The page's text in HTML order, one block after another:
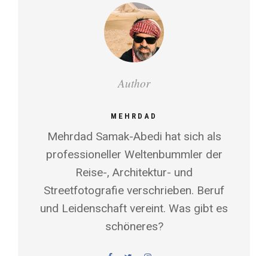
Author
MEHRDAD
Mehrdad Samak-Abedi hat sich als
professioneller Weltenbummler der
Reise-, Architektur- und
Streetfotografie verschrieben. Beruf
und Leidenschaft vereint. Was gibt es
schöneres?